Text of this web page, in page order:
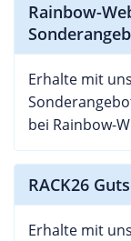
Rainbow-
Erhalte mit
bei Rainbow-
RACK26
Erhalte mit